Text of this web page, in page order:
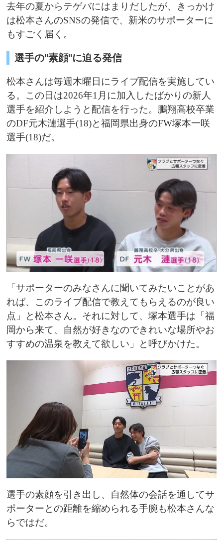
去年の夏からテゲバにはまりだしたが、きっかけ
は松本さんのSNSの発信で、新米のサポーターに
もすごく届く。
選手の"素顔"に迫る発信
松本さんは毎週木曜日にライブ配信を実施してい
る。この日は2026年1月に加入したばかりの新人
選手を紹介しようと配信を行った。鵬翔高校卒業
のDF元木漣選手(18)と福岡県出身のFW塚本一咲
選手(18)だ。
「サポーターのみなさんに聞いてみたいことがあ
れば、このライブ配信で教えてもらえるのが良い
点」と松本さん。それに対して、塚本選手は「福
岡から来て、自然が好きなのできれいな場所やお
すすめの温泉を教えて欲しい」と呼びかけた。
選手の素顔を引き出し、自然体の会話を通してサ
ポーターとの距離を縮められる手腕も松本さんな
らではだ。